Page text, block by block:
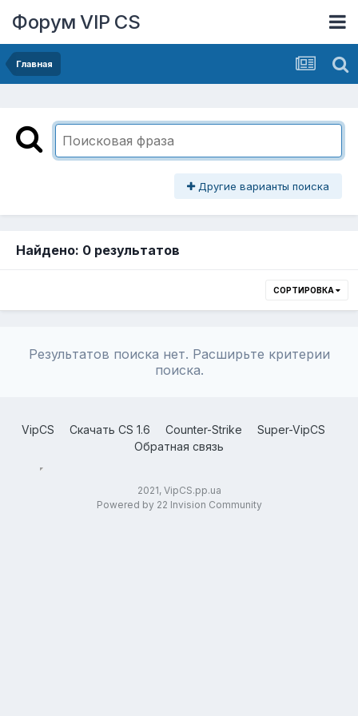
Форум VIP CS
Главная
Другие варианты поиска
Найдено: 0 результатов
СОРТИРОВКА
Результатов поиска нет. Расширьте критерии
поиска.
VipCS Скачать CS 1.6 Counter-Strike
Super-VipCS
Обратная связь
2021, VipCS.pp.ua
Powered by 22 Invision Community